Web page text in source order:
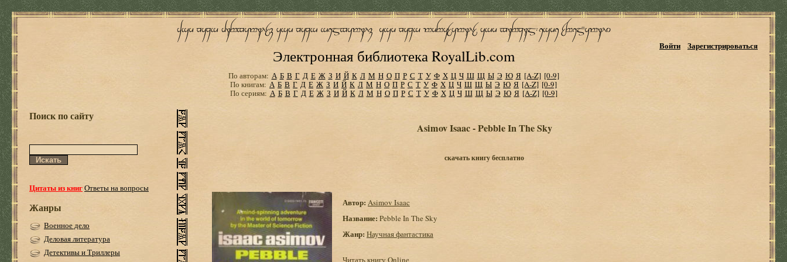
Электронная библиотека RoyalLib.com
Войти Зарегистрироваться
По авторам: А Б В Г Д Е Ж З И Й К Л М Н О П Р С Т У Ф Х Ц Ч Ш Щ Ы Э Ю Я [A-Z] [0-9]
По книгам: А Б В Г Д Е Ж З И Й К Л М Н О П Р С Т У Ф Х Ц Ч Ш Щ Ы Э Ю Я [A-Z] [0-9]
По сериям: А Б В Г Д Е Ж З И Й К Л М Н О П Р С Т У Ф Х Ц Ч Ш Щ Ы Э Ю Я [A-Z] [0-9]
Поиск по сайту
Цитаты из книгОтветы на вопросы
Жанры
Военное дело
Деловая литература
Детективы и Триллеры
Asimov Isaac - Pebble In The Sky
скачать книгу бесплатно
Автор: Asimov Isaac
Название: Pebble In The Sky
Жанр: Научная фантастика
Читать книгу Online